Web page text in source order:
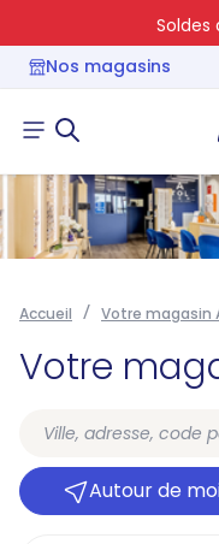
Soldes
Nos magasins
Accueil Votre magasin
Votre
Autour de